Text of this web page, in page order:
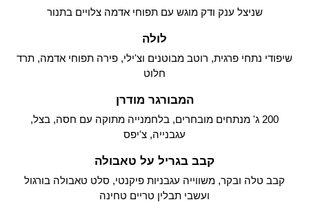
שניצל ענק ודק מוגש עם תפוחי אדמה צלויים בתנור
לולה
שיפודי נתחי פרגית, רוטב מבוטנים וצ'ילי, פירה תפוחי אדמה, תרד
חלוט
המבורגר מודרן
200 ג' מנתחים מובחרים, בלחמנייה מתוקה עם חסה, בצל,
עגבנייה, צ'יפס
קבב בגריל על טאבולה
קבב טלה ובקר, משווייה עגבניות פיקנטי, סלט טאבולה בורגול
ועשבי תבלין טריים טחינה